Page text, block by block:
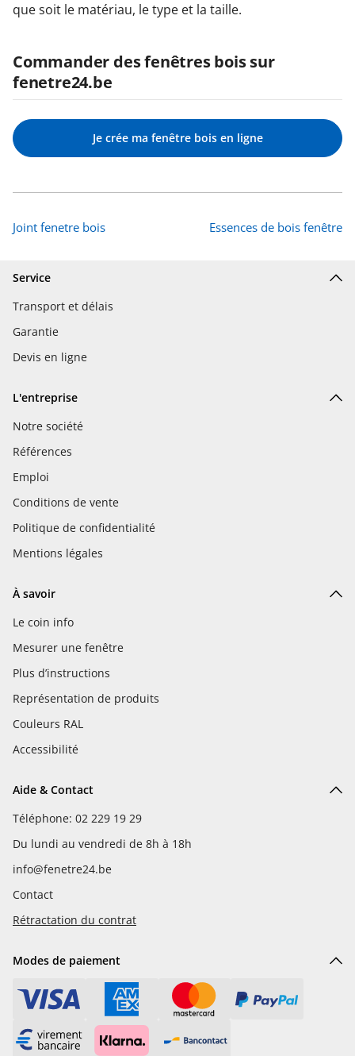
que soit le matériau, le type et la taille.
Commander des fenêtres bois sur
fenetre24.be
Je crée ma fenêtre bois en ligne
Joint fenetre bois Essences de bois fenêtre
Service
Transport et délais
Garantie
Devis en ligne
L'entreprise
Notre société
Références
Emploi
Conditions de vente
Politique de confidentialité
Mentions légales
À savoir
Le coin info
Mesurer une fenêtre
Plus d’instructions
Représentation de produits
Couleurs RAL
Accessibilité
Aide & Contact
Téléphone: 02 229 19 29
Du lundi au vendredi de 8h à 18h
info@fenetre24.be
Contact
Rétractation du contrat
Modes de paiement